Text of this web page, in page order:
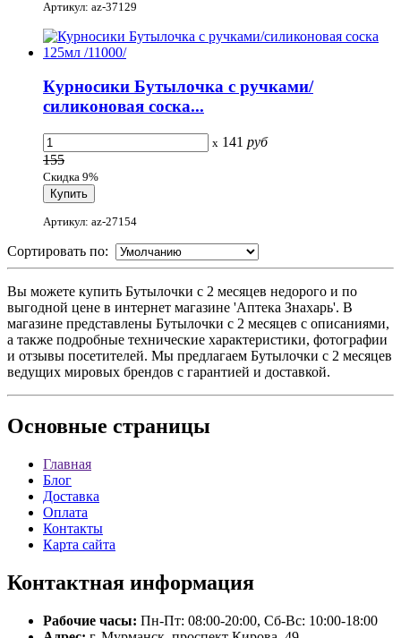
Артикул: az-37129
Курносики Бутылочка с ручками/
силиконовая соска...
x 141 руб
155
Скидка 9%
Артикул: az-27154
Сортировать по:
Вы можете купить Бутылочки с 2 месяцев недорого и по
выгодной цене в интернет магазине 'Аптека Знахарь'. В
магазине представлены Бутылочки с 2 месяцев с описаниями,
а также подробные технические характеристики, фотографии
и отзывы посетителей. Мы предлагаем Бутылочки с 2 месяцев
ведущих мировых брендов с гарантией и доставкой.
Основные страницы
Главная
Блог
Доставка
Оплата
Контакты
Карта сайта
Контактная информация
Рабочие часы: Пн-Пт: 08:00-20:00, Сб-Вс: 10:00-18:00